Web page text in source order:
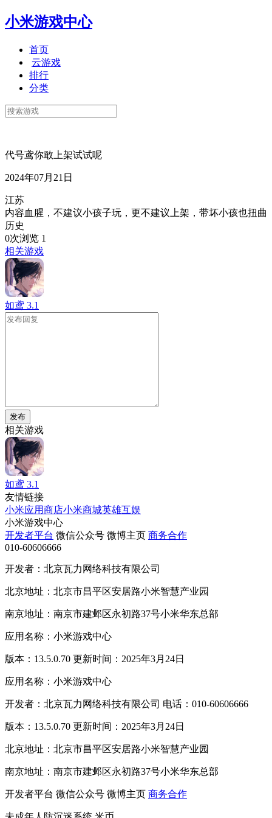
小米游戏中心
首页
云游戏
排行
分类
代号鸢你敢上架试试呢
2024年07月21日
江苏
内容血腥，不建议小孩子玩，更不建议上架，带坏小孩也扭曲
历史
0次浏览 1
相关游戏
如鸢 3.1
发布
相关游戏
如鸢 3.1
友情链接
小米应用商店小米商城英雄互娱
小米游戏中心
开发者平台 微信公众号 微博主页 商务合作
010-60606666
开发者：北京瓦力网络科技有限公司
北京地址：北京市昌平区安居路小米智慧产业园
南京地址：南京市建邺区永初路37号小米华东总部
应用名称：小米游戏中心
版本：13.5.0.70 更新时间：2025年3月24日
应用名称：小米游戏中心
开发者：北京瓦力网络科技有限公司 电话：010-60606666
版本：13.5.0.70 更新时间：2025年3月24日
北京地址：北京市昌平区安居路小米智慧产业园
南京地址：南京市建邺区永初路37号小米华东总部
开发者平台 微信公众号 微博主页 商务合作